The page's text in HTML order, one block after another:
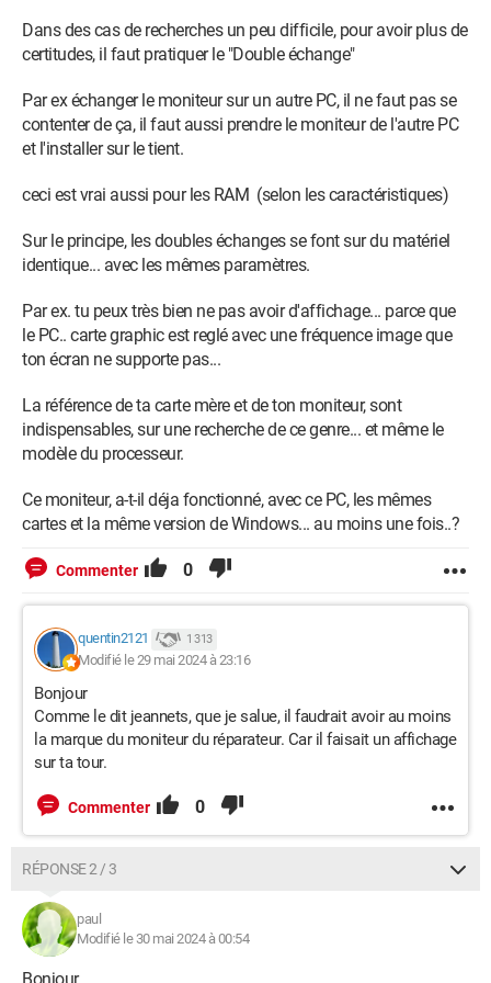
J'ai aussi testé en changeant de câble HDMI : toujours pas
d'affichage. Je n'ai malheureusement pas de câble VGA ni DVI
à disposition pour faire plus de tests.
J'ai donc pris la décision de l'emmener chez un réparateur
professionnel, et là commence l'ascension du bullshit. Le
réparateur branche ma tour en HDMI sur un de ses moniteurs
personnel : il a un affichage !! Ça fonctionne !! On se dit donc
peut-être que c'était un faux contact, une bêtise du genre... De
retour chez moi, je réinstalle ma tour, et lors du l'allumage :
aucun affichage, aucun changement...
Je tente donc de changer les branchements des alimentations
de mon moniteur et de ma tour, en essayant sur d'autres
prises murales isolées (pas sur des multi-prises) : rien ne
Je reprends contact avec le professionnel qui a pris en charge
ma tour, il ne voit qu'une explication : un problème avec mon
Je me procure donc un moniteur d'emprunt pour faire des
branchant-debranchant les moniteurs l'un après l'autre, en les
J'en suis donc là, avec une panne qui ne fait aucun sens, du
matériel en parfait état qui n'a vraisemblablement aucune
raison de ne pas fonctionner, je suis dans un cul de sac
complet...
Si une ou plusieurs bonnes âmes peuvent aider, je suis
Android / Chrome 125.0.0.0
Dans des cas de recherches un peu difficile, pour avoir plus de
certitudes, il faut pratiquer le "Double échange"
Par ex échanger le moniteur sur un autre PC, il ne faut pas se
contenter de ça, il faut aussi prendre le moniteur de l'autre PC
et l'installer sur le tient.
ceci est vrai aussi pour les RAM (selon les caractéristiques)
Sur le principe, les doubles échanges se font sur du matériel
identique... avec les mêmes paramètres.
Par ex. tu peux très bien ne pas avoir d'affichage... parce que
le PC.. carte graphic est reglé avec une fréquence image que
ton écran ne supporte pas...
La référence de ta carte mère et de ton moniteur, sont
indispensables, sur une recherche de ce genre... et même le
modèle du processeur.
Ce moniteur, a-t-il déja fonctionné, avec ce PC, les mêmes
cartes et la même version de Windows... au moins une fois..?
Commenter 0
quentin2121 1 313
Modifié le 29 mai 2024 à 23:16
Bonjour
Comme le dit jeannets, que je salue, il faudrait avoir au moins
la marque du moniteur du réparateur. Car il faisait un affichage
sur ta tour.
Commenter 0
RÉPONSE 2 / 3
paul
Modifié le 30 mai 2024 à 00:54